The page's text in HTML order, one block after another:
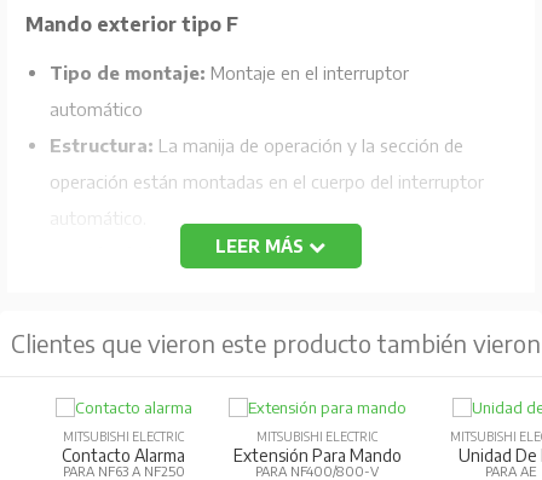
Mando exterior tipo F
Tipo de montaje: Montaje en el interruptor
automático
Estructura: La manija de operación y la sección de
operación están montadas en el cuerpo del interruptor
automático.
Estado de la puerta del panel abierta:
LEER MÁS
Clientes que vieron este producto también vieron
MITSUBISHI ELECTRIC
Contacto Alarma
PARA NF63 A NF250
MITSUBISHI ELECTRIC
Extensión Para Mando
PARA NF400/800-V
MITSUBISHI
Unidad De
PARA AE